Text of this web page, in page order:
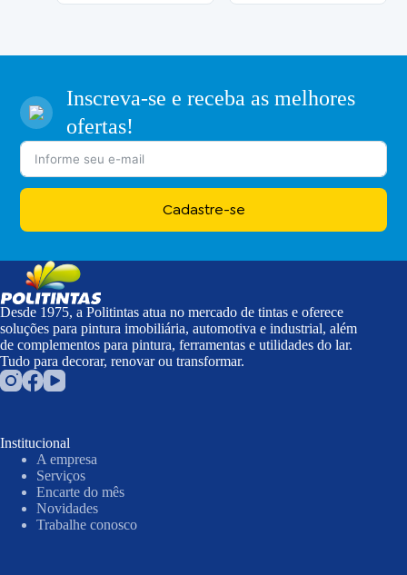
Inscreva-se e receba as melhores
ofertas!
Cadastre-se
Desde 1975, a Politintas atua no mercado de tintas e oferece
soluções para pintura imobiliária, automotiva e industrial, além
de complementos para pintura, ferramentas e utilidades do lar.
Tudo para decorar, renovar ou transformar.
Institucional
A empresa
Serviços
Encarte do mês
Novidades
Trabalhe conosco